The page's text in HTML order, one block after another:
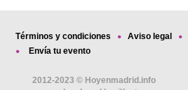
Términos y condiciones Aviso legal
Envía tu evento
2012-2023 © Hoyenmadrid.info